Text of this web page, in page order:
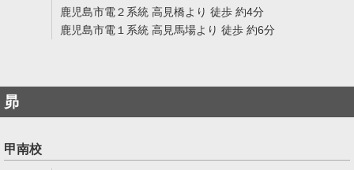
鹿児島市電２系統 高見橋より 徒歩 約4分
鹿児島市電１系統 高見馬場より 徒歩 約6分
昴
甲南校